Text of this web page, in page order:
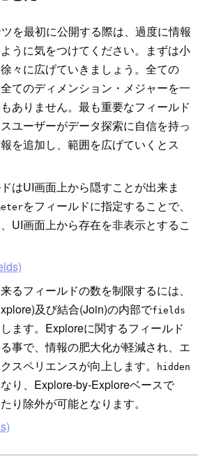
を最初に公開する際は、過度に情報
うに気をつけてください。まずは小
々に広げていきましょう。全ての
てのディメンション・メジャーを一
ありません。最も重要なフィールド
ユーザーがデータ探索に自信を持っ
を追加し、範囲を広げていくとス
はUI画面上から隠すことが出来ま
をフィールドに指定することで、
UI画面上から存在を非表示とするこ
るフィールドの数を制限するには、
及び結合(Join)の内部でfields
ます。Exploreに関するフィールド
事で、情報の肥大化が軽減され、エ
スペリエンスが向上します。
hidden
り、Explore-by-Exploreベースで
り除外が可能となります。